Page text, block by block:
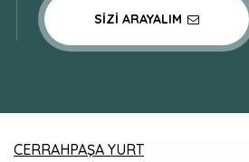
SIZI ARAYALIM
CERRAHPAŞA YURT